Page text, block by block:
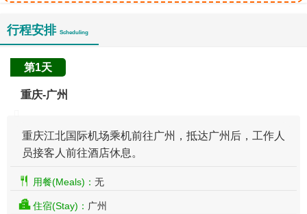
行程安排 Scheduling
第1天
重庆-广州
重庆江北国际机场乘机前往广州，抵达广州后，工作人
员接客人前往酒店休息。
用餐(Meals)： 无
住宿(Stay)： 广州